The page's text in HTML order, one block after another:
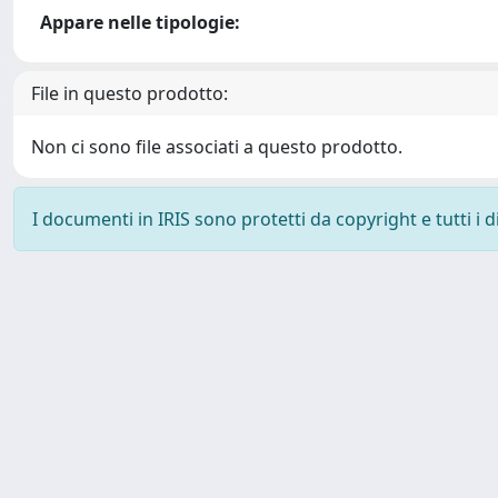
Appare nelle tipologie:
File in questo prodotto:
Non ci sono file associati a questo prodotto.
I documenti in IRIS sono protetti da copyright e tutti i